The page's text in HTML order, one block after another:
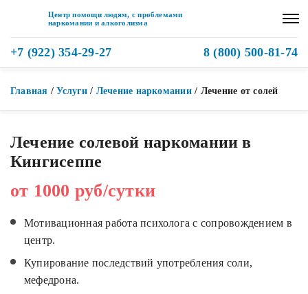
Центр помощи людям, с проблемами
наркомании и алкоголизма
+7 (922) 354-29-27 8 (800) 500-81-74
Главная /Услуги/ Лечение наркомании/ Лечение от солей
Лечение солевой наркомании в
Кингисеппе
от 1000 руб/сутки
Мотивационная работа психолога с сопровождением в
центр.
Купирование последствий употребления соли,
мефедрона.